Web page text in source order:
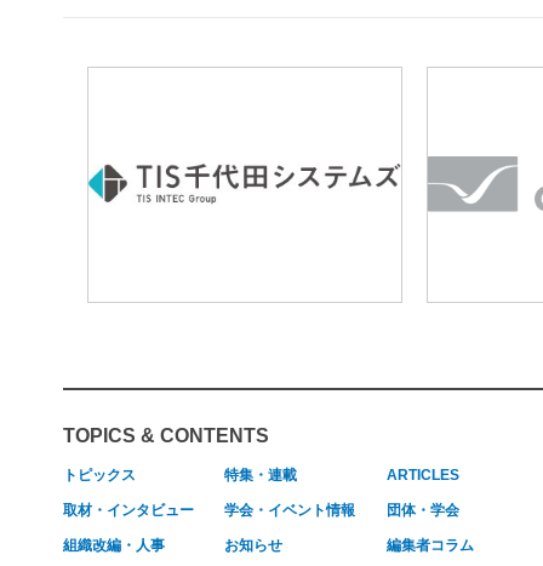
TOPICS & CONTENTS
トピックス 特集・連載 ARTICLES
取材・インタビュー 学会・イベント情報 団体・学会
組織改編・人事 お知らせ 編集者コラム